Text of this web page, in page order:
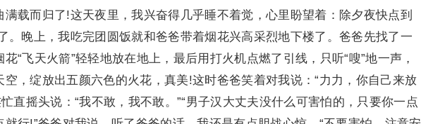
满载而归了!这天夜里，我兴奋得几乎睡不着觉，心里盼望着：除夕夜快点到
。晚上，我吃完团圆饭就和爸爸带着烟花兴高采烈地下楼了。爸爸先找了一
“飞天火箭”轻轻地放在地上，最后用打火机点燃了引线，只听“嗖”地一声，
空，绽放出五颜六色的火花，真美!这时爸爸笑着对我说：“力力，你自己来放
直摇头说：“我不敢，我不敢。”“男子汉大丈夫没什么可害怕的，只要你一点